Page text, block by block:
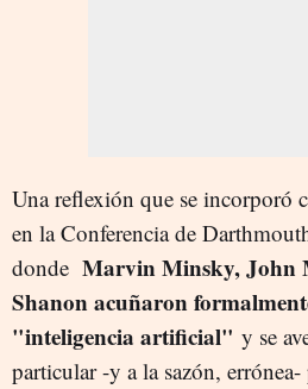
Una reflexión que se incorporó
en la Conferencia de
donde Marvin Minsky, John
Shanon acuñaron
"inteligencia artificial" y se
particular -y a la sazón,